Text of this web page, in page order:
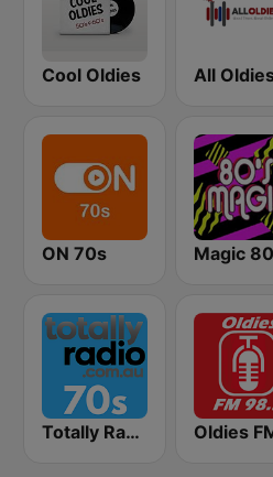
Cool Oldies
ON 70s
Totally Radio 70s